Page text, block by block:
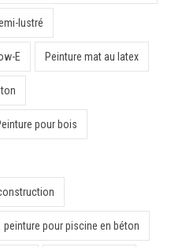
lustré
E Peinture mat au latex
pour bois
peinture pour piscine en béton